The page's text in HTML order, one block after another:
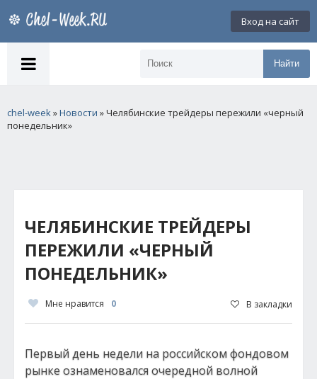
Вход на сайт
Найти
chel-week»Новости » Челябинские трейдеры пережили «черный
понедельник»
ЧЕЛЯБИНСКИЕ ТРЕЙДЕРЫ
ПЕРЕЖИЛИ «ЧЕРНЫЙ
ПОНЕДЕЛЬНИК»
Мне нравится 0 В закладки
Первый день недели на российском фондовом
рынке ознаменовался очередной волной